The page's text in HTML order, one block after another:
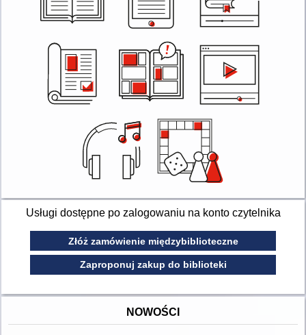
Usługi dostępne po zalogowaniu na konto czytelnika
Złóż zamówienie międzybiblioteczne
Zaproponuj zakup do biblioteki
NOWOŚCI